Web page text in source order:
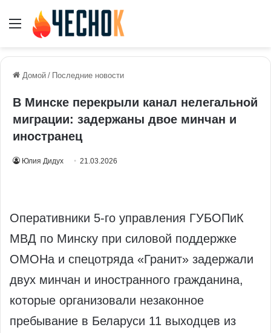
Меню
Домой / Последние новости
В Минске перекрыли канал нелегальной
миграции: задержаны двое минчан и
иностранец
Юлия Дидух 21.03.2026
Оперативники 5‑го управления ГУБОПиК
МВД по Минску при силовой поддержке
ОМОНа и спецотряда «Гранит» задержали
двух минчан и иностранного гражданина,
которые организовали незаконное
пребывание в Беларуси 11 выходцев из